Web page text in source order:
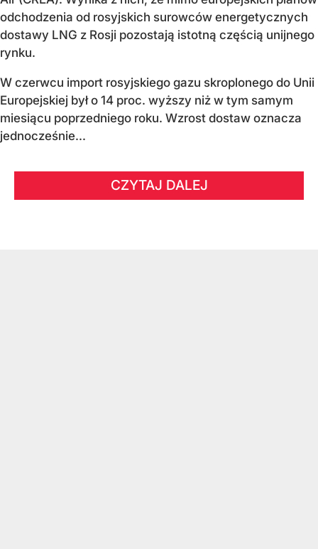
odchodzenia od rosyjskich surowców energetycznych
dostawy LNG z Rosji pozostają istotną częścią unijnego
rynku.
W czerwcu import rosyjskiego gazu skroplonego do Unii
Europejskiej był o 14 proc. wyższy niż w tym samym
miesiącu poprzedniego roku. Wzrost dostaw oznacza
jednocześnie...
CZYTAJ DALEJ